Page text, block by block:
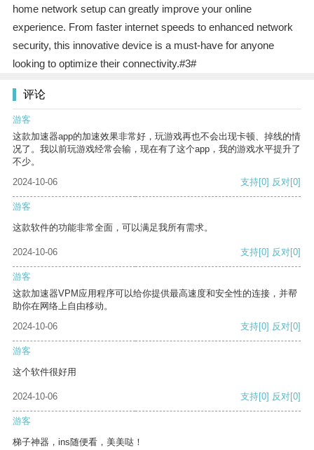
home network setup can greatly improve your online
experience. From faster internet speeds to enhanced network
security, this innovative device is a must-have for anyone
looking to optimize their connectivity.#3#
评论
游客
这款加速器app的加速效果非常好，玩游戏再也不会出现卡顿、掉线的情
况了。我以前玩游戏经常会输，现在有了这个app，我的游戏水平提升了
不少。
2024-10-06
支持[0] 反对[0]
游客
这款软件的功能非常全面，可以满足我所有需求。
2024-10-06 支持[0] 反对[0]
游客
这款加速器VPM应用程序可以给你提供最高速度和安全性的连接，并帮
助你在网络上自由移动。
2024-10-06
支持[0] 反对[0]
游客
这个软件很好用
2024-10-06 支持[0] 反对[0]
游客
梯子神器，ins随便看，美美哒！